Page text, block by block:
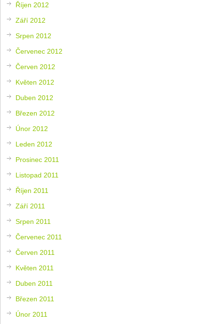
Říjen 2012
Září 2012
Srpen 2012
Červenec 2012
Červen 2012
Květen 2012
Duben 2012
Březen 2012
Únor 2012
Leden 2012
Prosinec 2011
Listopad 2011
Říjen 2011
Září 2011
Srpen 2011
Červenec 2011
Červen 2011
Květen 2011
Duben 2011
Březen 2011
Únor 2011